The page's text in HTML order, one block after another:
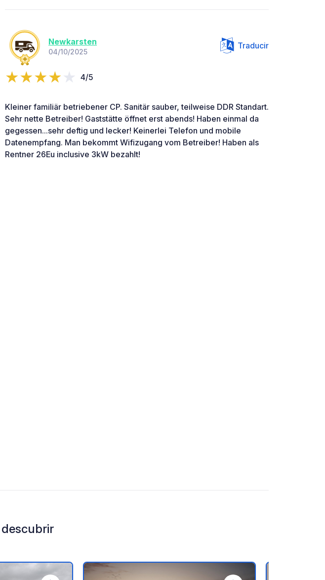
Newkarsten
04/10/2025
Traducir
4/5
Kleiner familiär betriebener CP. Sanitär sauber, teilweise DDR Standart.
Sehr nette Betreiber! Gaststätte öffnet erst abends! Haben einmal da
gegessen...sehr deftig und lecker! Keinerlei Telefon und mobile
Datenempfang. Man bekommt Wifizugang vom Betreiber! Haben als
Rentner 26Eu inclusive 3kW bezahlt!